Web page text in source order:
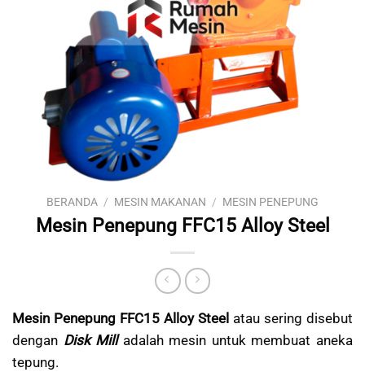
BERANDA / MESIN MAKANAN / MESIN PENEPUNG
Mesin Penepung FFC15 Alloy Steel
Mesin Penepung FFC15 Alloy Steel atau sering disebut
dengan Disk Milladalah mesin untuk membuat aneka
tepung.